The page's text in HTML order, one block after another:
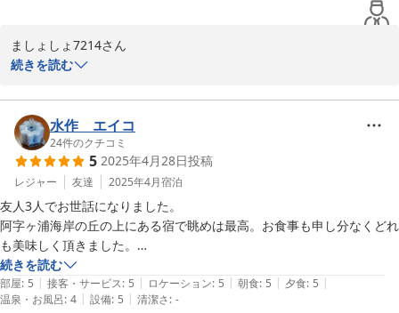
夏の　みどりのコキア
秋の　あかのコキア　の頃も見てみてください♪
-----------------------------------------
【地魚と常陸牛よくばりグレードアッププラン】
常陸牛陶板　あわびソテー　はまぐり焼き
地魚煮つけ　地魚唐揚げ　海鮮釜めし
-----------------------------------------
〜阿字ヶ浦海を一望できる宿〜
潮騒の宿丸徳　　薄井
2025-05-13
部屋は広くもなく狭くもなく普通でした。掃除は行き届いており清潔で
した。
ただ他の部屋の方がトイレのドアや部屋のふすまを開け閉めする音が結
まり気にならずぐっすり眠れました。
お風呂は清潔感があり使いやすかったです。
家族で入れる貸切風呂もありましたが少し狭めで家庭のお風呂感があり
ます。
お手洗いは共用で少しにおいがありました。
石けんもナゾの泡立たない液体で、水？石けん？薄いのか？洗えてるの
か？といった感じだったのでここは改善されるとなお良いかと思いま
す。
ましょしょ7214さん
この度は、連泊でのご宿泊
誠にありがとうございました。
どちらのプランも喜んで頂けて
とても嬉しいです。
海を眺めながら美味しいお食事♪
あんこう鍋は１０月後半〜始まるので
ぜひ味わっていだたきたいです。
続きを読む
水作 エイコ
24件のクチコミ
5 2025年4月28日投稿
レジャー 友達 2025年4月宿泊
友人3人でお世話になりました。
阿字ヶ浦海岸の丘の上にある宿で眺めは最高。お食事も申し分なくどれ
も美味しく頂きました。
部屋も清潔で広く冷暖房もしっかりききます。お風呂も広く清潔。塩素
臭がややキツめでしたが、とても気持ち良かったです。スタッフの方も
気持ち良く対応していただき、また訪れたい、そんな宿です。
続きを読む
部屋: 5 | 接客・サービス: 5 | ロケーション: 5 | 朝食: 5 | 夕食: 5 |
温泉・お風呂: 4 | 設備: 5 | 清潔さ: -